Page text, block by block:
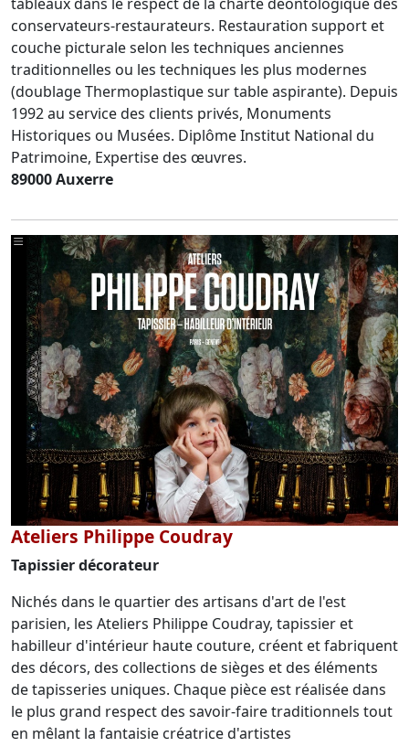
conservateurs-restaurateurs. Restauration support et
couche picturale selon les techniques anciennes
traditionnelles ou les techniques les plus modernes
(doublage Thermoplastique sur table aspirante). Depuis
1992 au service des clients privés, Monuments
Historiques ou Musées. Diplôme Institut National du
Patrimoine, Expertise des œuvres.
89000 Auxerre
Ateliers Philippe Coudray
Tapissier décorateur
Nichés dans le quartier des artisans d'art de l'est
parisien, les Ateliers Philippe Coudray, tapissier et
habilleur d'intérieur haute couture, créent et fabriquent
des décors, des collections de sièges et des éléments
de tapisseries uniques. Chaque pièce est réalisée dans
le plus grand respect des savoir-faire traditionnels tout
en mêlant la fantaisie créatrice d'artistes